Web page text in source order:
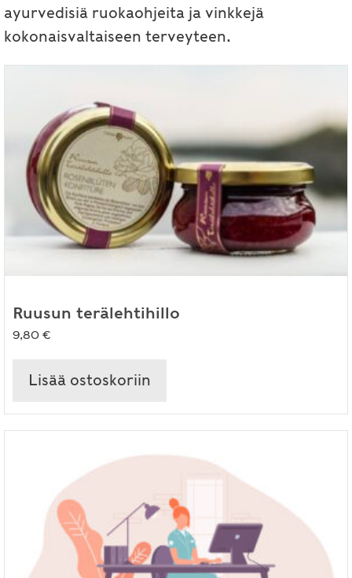
ayurvedisiä ruokaohjeita ja vinkkejä
kokonaisvaltaiseen terveyteen.
Ruusun terälehtihillo
9,80 €
Lisää ostoskoriin